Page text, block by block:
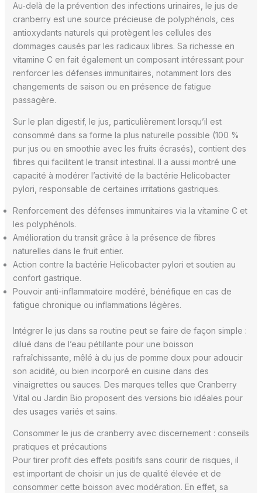
Au-delà de la prévention des infections urinaires, le jus de
cranberry est une source précieuse de polyphénols, ces
antioxydants naturels qui protègent les cellules des
dommages causés par les radicaux libres. Sa richesse en
vitamine C en fait également un composant intéressant pour
renforcer les défenses immunitaires, notamment lors des
changements de saison ou en présence de fatigue
passagère.
Sur le plan digestif, le jus, particulièrement lorsqu’il est
consommé dans sa forme la plus naturelle possible (100 %
pur jus ou en smoothie avec les fruits écrasés), contient des
fibres qui facilitent le transit intestinal. Il a aussi montré une
capacité à modérer l’activité de la bactérie Helicobacter
pylori, responsable de certaines irritations gastriques.
Renforcement des défenses immunitaires via la vitamine C et
les polyphénols.
Amélioration du transit grâce à la présence de fibres
naturelles dans le fruit entier.
Action contre la bactérie Helicobacter pylori et soutien au
confort gastrique.
Pouvoir anti-inflammatoire modéré, bénéfique en cas de
fatigue chronique ou inflammations légères.
Intégrer le jus dans sa routine peut se faire de façon simple :
dilué dans de l’eau pétillante pour une boisson
rafraîchissante, mêlé à du jus de pomme doux pour adoucir
son acidité, ou bien incorporé en cuisine dans des
vinaigrettes ou sauces. Des marques telles que Cranberry
Vital ou Jardin Bio proposent des versions bio idéales pour
des usages variés et sains.
Consommer le jus de cranberry avec discernement : conseils
pratiques et précautions
Pour tirer profit des effets positifs sans courir de risques, il
est important de choisir un jus de qualité élevée et de
consommer cette boisson avec modération. En effet, sa